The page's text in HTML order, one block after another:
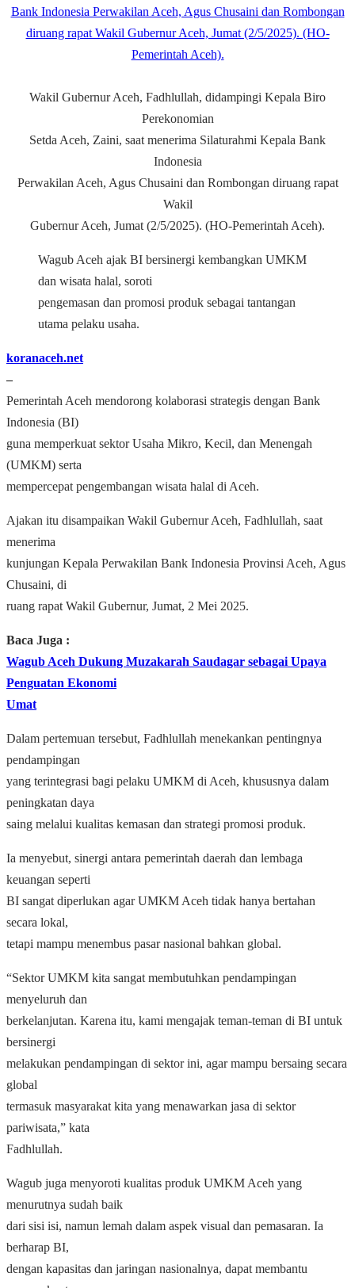
Wakil Gubernur Aceh, Fadhlullah, didampingi Kepala Biro
Perekonomian
Setda Aceh, Zaini, saat menerima Silaturahmi Kepala Bank
Indonesia
Perwakilan Aceh, Agus Chusaini dan Rombongan diruang rapat
Wakil
Gubernur Aceh, Jumat (2/5/2025). (HO-Pemerintah Aceh).
Wagub Aceh ajak BI bersinergi kembangkan UMKM
dan wisata halal, soroti
pengemasan dan promosi produk sebagai tantangan
utama pelaku usaha.
koranaceh.net
–
Pemerintah Aceh mendorong kolaborasi strategis dengan Bank
Indonesia (BI)
guna memperkuat sektor Usaha Mikro, Kecil, dan Menengah
(UMKM) serta
mempercepat pengembangan wisata halal di Aceh.
Ajakan itu disampaikan Wakil Gubernur Aceh, Fadhlullah, saat
menerima
kunjungan Kepala Perwakilan Bank Indonesia Provinsi Aceh, Agus
Chusaini, di
ruang rapat Wakil Gubernur, Jumat, 2 Mei 2025.
Baca Juga :
Wagub Aceh Dukung Muzakarah Saudagar sebagai Upaya
Penguatan Ekonomi
Umat
Dalam pertemuan tersebut, Fadhlullah menekankan pentingnya
pendampingan
yang terintegrasi bagi pelaku UMKM di Aceh, khususnya dalam
peningkatan daya
saing melalui kualitas kemasan dan strategi promosi produk.
Ia menyebut, sinergi antara pemerintah daerah dan lembaga
keuangan seperti
BI sangat diperlukan agar UMKM Aceh tidak hanya bertahan
secara lokal,
tetapi mampu menembus pasar nasional bahkan global.
“Sektor UMKM kita sangat membutuhkan pendampingan
menyeluruh dan
berkelanjutan. Karena itu, kami mengajak teman-teman di BI untuk
bersinergi
melakukan pendampingan di sektor ini, agar mampu bersaing secara
global
termasuk masyarakat kita yang menawarkan jasa di sektor
pariwisata,” kata
Fadhlullah.
Wagub juga menyoroti kualitas produk UMKM Aceh yang
menurutnya sudah baik
dari sisi isi, namun lemah dalam aspek visual dan pemasaran. Ia
berharap BI,
dengan kapasitas dan jaringan nasionalnya, dapat membantu